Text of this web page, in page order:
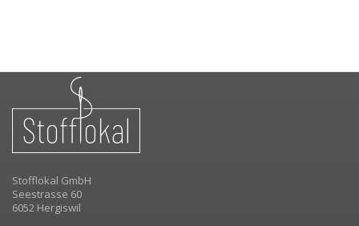
Stofflokal GmbH
Seestrasse 60
6052 Hergiswil